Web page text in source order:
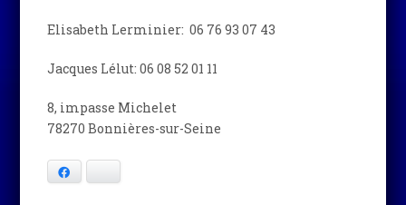
Elisabeth Lerminier: 06 76 93 07 43
Jacques Lélut: 06 08 52 01 11
8, impasse Michelet
78270 Bonnières-sur-Seine